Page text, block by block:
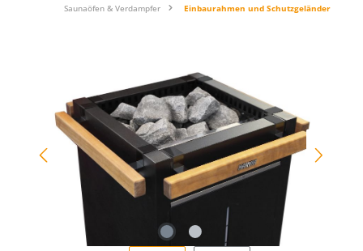
Saunaöfen & Verdampfer Einbaurahmen und Schutzgeländer